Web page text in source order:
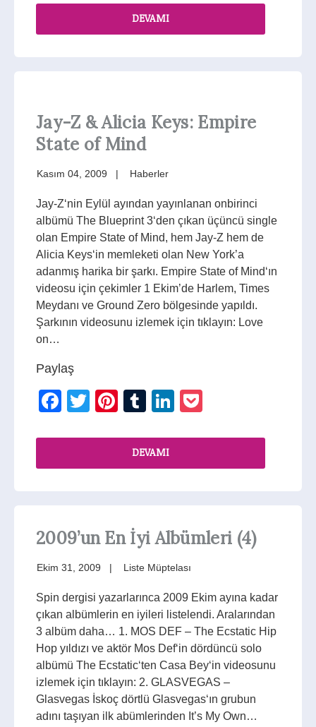
DEVAMI
Jay-Z & Alicia Keys: Empire
State of Mind
Kasım 04, 2009 Haberler
Jay-Z‘nin Eylül ayından yayınlanan onbirinci
albümü The Blueprint 3‘den çıkan üçüncü single
olan Empire State of Mind, hem Jay-Z hem de
Alicia Keys‘in memleketi olan New York’a
adanmış harika bir şarkı. Empire State of Mind‘ın
videosu için çekimler 1 Ekim’de Harlem, Times
Meydanı ve Ground Zero bölgesinde yapıldı.
Şarkının videosunu izlemek için tıklayın: Love
on…
Paylaş
Facebook
TwitterPinterest
TumblrLinkedIn
DEVAMI
2009’un En İyi Albümleri (4)
Ekim 31, 2009 Liste Müptelası
Spin dergisi yazarlarınca 2009 Ekim ayına kadar
çıkan albümlerin en iyileri listelendi. Aralarından
3 albüm daha… 1. MOS DEF – The Ecstatic Hip
Hop yıldızı ve aktör Mos Def‘in dördüncü solo
albümü The Ecstatic‘ten Casa Bey‘in videosunu
izlemek için tıklayın: 2. GLASVEGAS –
Glasvegas İskoç dörtlü Glasvegas‘ın grubun
adını taşıyan ilk abümlerinden It’s My Own…